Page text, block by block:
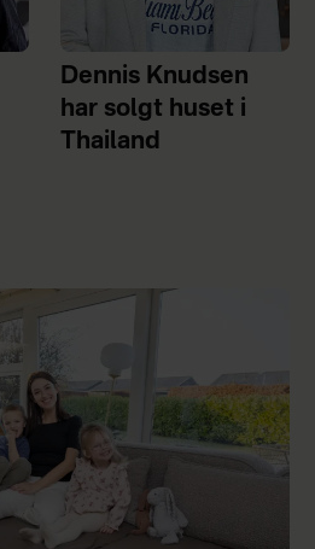
Dennis Knudsen
har solgt huset i
Thailand